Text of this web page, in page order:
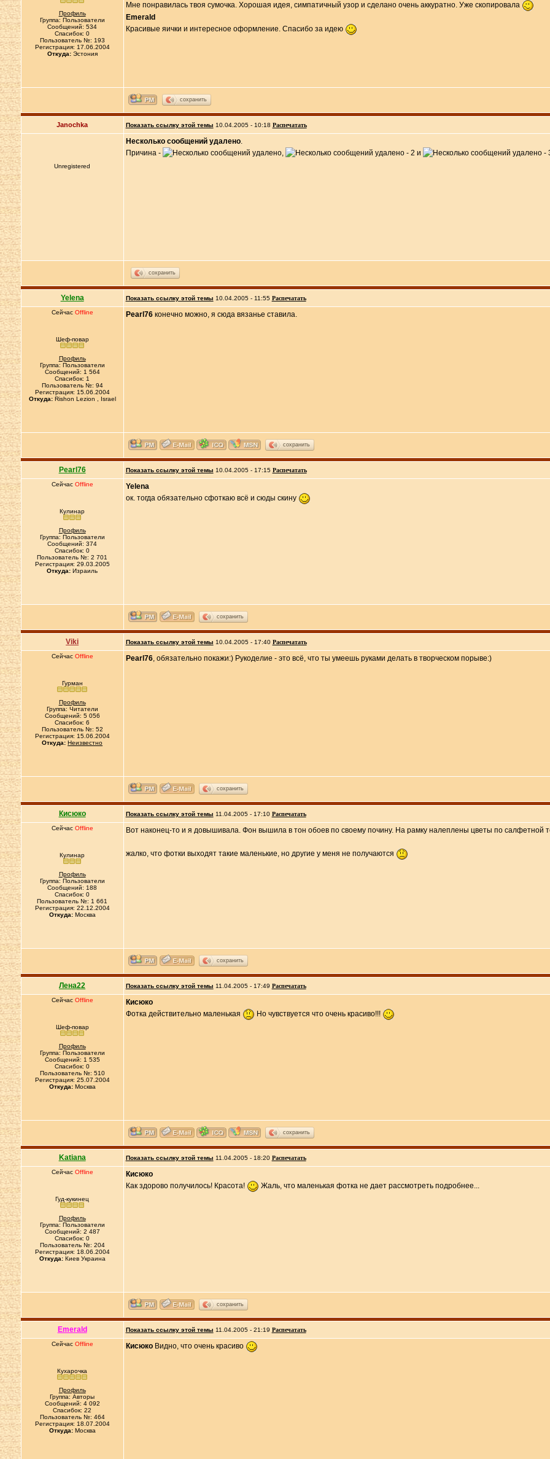
Профиль
Группа: Пользователи
Сообщений: 534
Спасибок: 0
Пользователь №: 193
Регистрация: 17.06.2004
Откуда:Эстония
Мне понравилась твоя сумочка. Хорошая идея, симпатичный узор и сделано очень аккуратно. Уже скопировала
Emerald
Красивые яички и интересное оформление. Спасибо за идею
сохранить
Janochka Показать ссылку этой темы 10.04.2005 - 10:18 Распечатать
Unregistered
Несколько сообщений удалено.
Причина -
, и
сохранить
Yelena Показать ссылку этой темы 10.04.2005 - 11:55 Распечатать
Сейчас Offline
Шеф-повар
Профиль
Группа: Пользователи
Сообщений: 1 564
Спасибок: 1
Пользователь №: 94
Регистрация: 15.06.2004
Откуда:Rishon Lezion , Israel
Pearl76конечно можно, я сюда вязанье ставила.
сохранить
Pearl76 Показать ссылку этой темы 10.04.2005 - 17:15 Распечатать
Сейчас Offline
Кулинар
Профиль
Группа: Пользователи
Сообщений: 374
Спасибок: 0
Пользователь №: 2 701
Регистрация: 29.03.2005
Откуда: Израиль
Yelena
ок. тогда обязательно сфоткаю всё и сюды скину
сохранить
Viki Показать ссылку этой темы 10.04.2005 - 17:40 Распечатать
Сейчас Offline
Гурман
Профиль
Группа: Читатели
Сообщений: 5 056
Спасибок: 6
Пользователь №: 52
Регистрация: 15.06.2004
Откуда: Неизвестно
Pearl76, обязательно покажи:) Рукоделие - это всё, что ты умеешь руками делать в творческом порыве:)
сохранить
Кисюко Показать ссылку этой темы 11.04.2005 - 17:10 Распечатать
Сейчас Offline
Кулинар
Профиль
Группа: Пользователи
Сообщений: 188
Спасибок: 0
Пользователь №: 1 661
Регистрация: 22.12.2004
Откуда:Москва
Вот наконец-то и я довышивала. Фон вышила в тон обоев по своему почину. На рамку налеплены цветы по салфетной
жалко, что фотки выходят такие маленькие, но другие у меня не получаются
сохранить
Лена22 Показать ссылку этой темы 11.04.2005 - 17:49 Распечатать
Сейчас Offline
Шеф-повар
Профиль
Группа: Пользователи
Сообщений: 1 535
Спасибок: 0
Пользователь №: 510
Регистрация: 25.07.2004
Откуда:Москва
Кисюко
Фотка действительно маленькая
Но чувствуется что очень красиво!!!
сохранить
Katiana Показать ссылку этой темы 11.04.2005 - 18:20 Распечатать
Сейчас Offline
Гуд-кукинец
Профиль
Группа: Пользователи
Сообщений: 2 487
Спасибок: 0
Пользователь №: 204
Регистрация: 18.06.2004
Откуда:Киев Украина
Кисюко
Как здорово получилось! Красота!
Жаль, что маленькая фотка не дает рассмотреть подробнее...
сохранить
Emerald Показать ссылку этой темы 11.04.2005 - 21:19 Распечатать
Сейчас Offline
Кухарочка
Профиль
Группа: Авторы
Сообщений: 4 092
Спасибок: 22
Пользователь №: 464
Регистрация: 18.07.2004
Откуда:Москва
КисюкоВидно, что очень красиво